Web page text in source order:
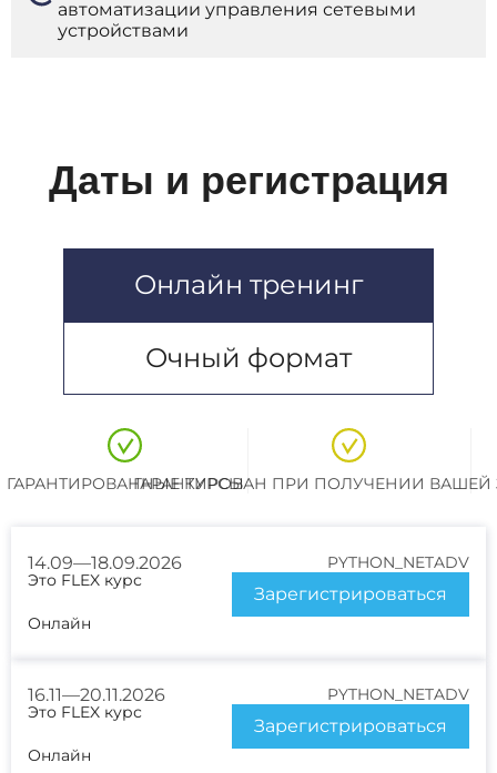
автоматизации управления сетевыми
устройствами
Даты и регистрация
Онлайн тренинг
Очный формат
ГАРАНТИРОВАННЫЕ КУРСЫГАРАНТИРОВАН ПРИ ПОЛУЧЕНИИ ВАШЕЙ
14.09—18.09.2026
PYTHON_NETADV
Это FLEX курс
Онлайн
Зарегистрироваться
16.11—20.11.2026
PYTHON_NETADV
Это FLEX курс
Онлайн
Зарегистрироваться